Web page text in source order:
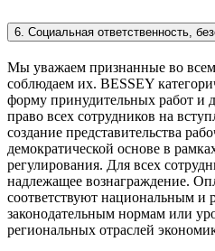
6. Социальная ответственность,
Мы уважаем признанные во
соблюдаем их. BESSEY
форму принудительных работ и
право всех сотрудников на
создание представительства
демократической основе в
регулирования. Для всех
надлежащее вознаграждение.
соответствуют национальным и
законодательным нормам или
региональных отраслей